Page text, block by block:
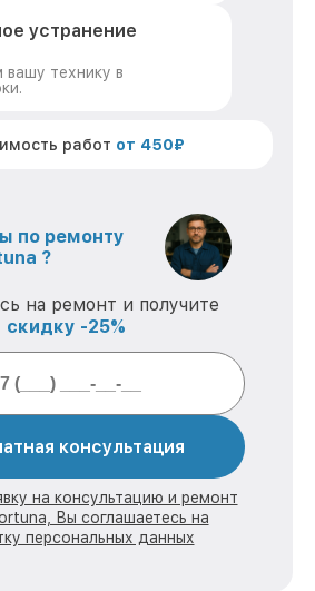
устранение
технику в
работ от 450₽
по ремонту
?
на ремонт и получите
скидку -25%
консультация
на консультацию и ремонт
Вы соглашаетесь на
персональных данных